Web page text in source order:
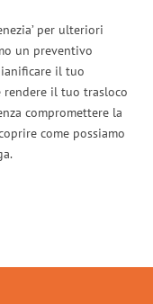
per ulteriori
un preventivo
il tuo
rendere il tuo trasloco
compromettere la
come possiamo